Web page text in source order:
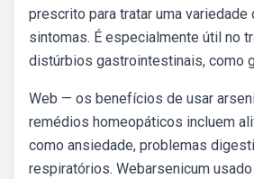
prescrito para tratar uma variedade
sintomas. É especialmente útil no
distúrbios gastrointestinais, como
Web — os benefícios de usar
remédios homeopáticos incluem
como ansiedade, problemas
respiratórios. Webarsenicum